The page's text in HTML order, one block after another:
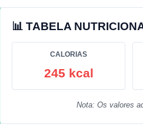
📊 TABELA
CALORIAS
245 kcal
Nota: Os valores